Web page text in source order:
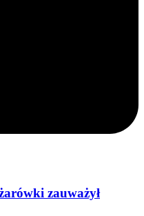
zauważył